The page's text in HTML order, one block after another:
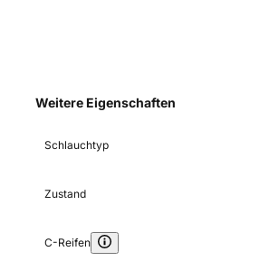
Weitere Eigenschaften
Schlauchtyp
Zustand
C-Reifen